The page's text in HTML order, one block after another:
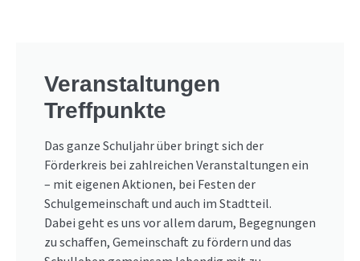
Veranstaltungen
Treffpunkte
Das ganze Schuljahr über bringt sich der
Förderkreis bei zahlreichen Veranstaltungen ein
– mit eigenen Aktionen, bei Festen der
Schulgemeinschaft und auch im Stadtteil.
Dabei geht es uns vor allem darum, Begegnungen
zu schaffen, Gemeinschaft zu fördern und das